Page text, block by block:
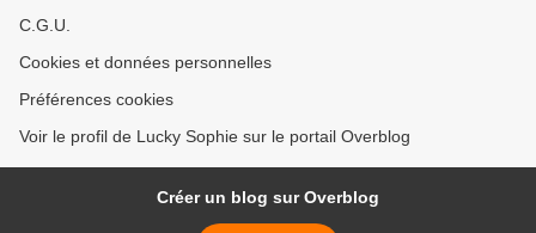
C.G.U.
Cookies et données personnelles
Préférences cookies
Voir le profil de Lucky Sophie sur le portail Overblog
Créer un blog sur Overblog